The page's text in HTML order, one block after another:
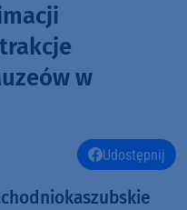
w
Udostępnij